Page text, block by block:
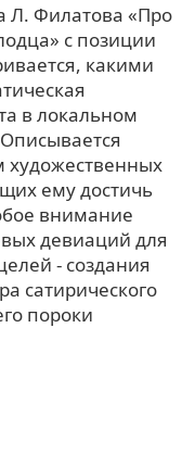
Л. Филатова «Про
с позиции
какими
в локальном
художественных
ему достичь
внимание
девиаций для
- создания
сатирического
пороки